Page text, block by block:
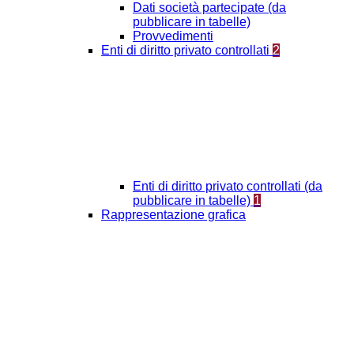
Dati società partecipate (da
pubblicare in tabelle)
Provvedimenti
Enti di diritto privato controllati 2
Enti di diritto privato controllati (da
pubblicare in tabelle) 1
Rappresentazione grafica